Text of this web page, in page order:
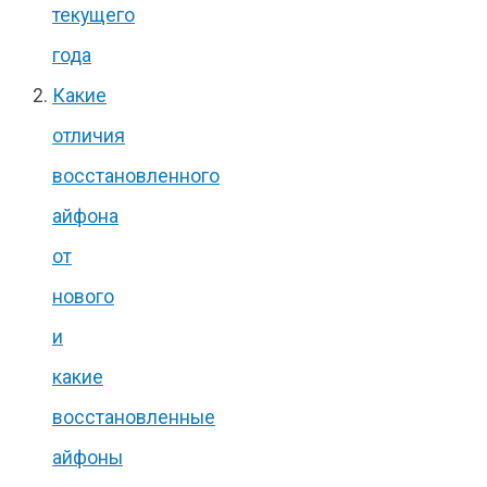
текущего
года
Какие
отличия
восстановленного
айфона
от
нового
и
какие
восстановленные
айфоны